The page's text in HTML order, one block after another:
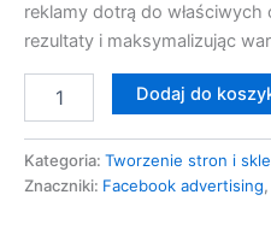
reklamy dotrą do
rezultaty i maksymalizując
Dodaj do
Kategoria: Tworzenie stron i
Znaczniki: Facebook advertising,